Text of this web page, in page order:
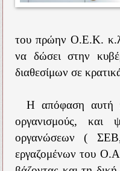
του πρώην Ο.Ε.Κ.
να δώσει στην
διαθεσίμων σε
Η απόφαση αυτή
οργανισμούς, και
οργανώσεων (
εργαζομένων του